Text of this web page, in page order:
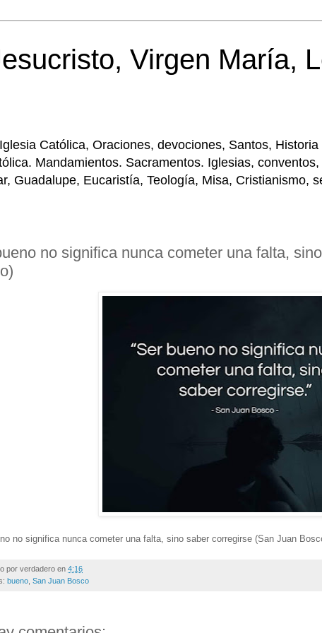
Virgen María,
Católica, Oraciones, devociones, Santos,
Mandamientos. Sacramentos. Iglesias,
Guadalupe, Eucaristía, Teología, Misa, Cristianismo,
no significa nunca cometer una falta,
no significa nunca cometer una falta, sino saber corregirse (San Juan
por verdadero en 4:16
bueno San Juan Bosco